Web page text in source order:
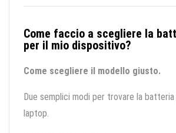
Come faccio a scegliere la
per il mio dispositivo?
Come scegliere il modello giusto.
Due semplici modi per trovare la
laptop.